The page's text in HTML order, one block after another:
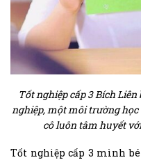
Tốt nghiệp cấp 3 Bích
nghiệp, một môi trường
cô luôn tâm huyết
Tốt nghiệp cấp 3 mình